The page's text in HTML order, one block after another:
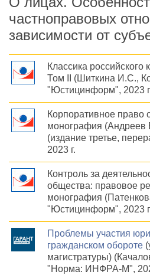
частноправовых
зависимости от
Классика российского
Том II (Шиткина И.С.,
"Юстицинформ", 2023
Корпоративное право
монография (Андреев
(издание третье,
2023 г.
Контроль за
общества: правовое
монография
"Юстицинформ", 2023
Проблемы участия
гражданском обороте
магистратуры)
"Норма: ИНФРА-М",